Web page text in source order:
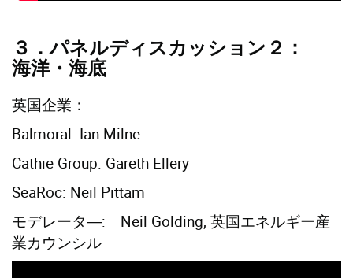
３．パネルディスカッション２：
海洋・海底
英国企業：
Balmoral: Ian Milne
Cathie Group: Gareth Ellery
SeaRoc: Neil Pittam
モデレータ―: Neil Golding, 英国エネルギー産
業カウンシル